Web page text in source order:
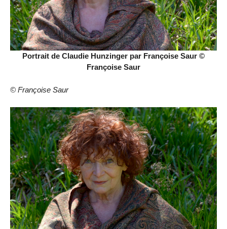
Portrait de Claudie Hunzinger par Françoise Saur ©
Françoise Saur
© Françoise Saur